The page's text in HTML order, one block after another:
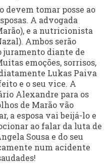
devem tomar posse ao
A advogada
e a nutricionista
Ambos serão
juramento diante de
emoções, sorrisos,
Lukas Paiva
e o seu vice. A
Alexandre para os
de Marão vão
a esposa vai beijá-lo e
ao falar da luta de
Sousa e do seu
num acidente